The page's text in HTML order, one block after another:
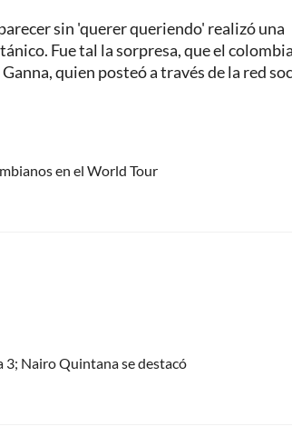
sin 'querer queriendo' realizó una
Fue tal la sorpresa, que el
quien posteó a través de la red
en el World Tour
3; Nairo Quintana se destacó